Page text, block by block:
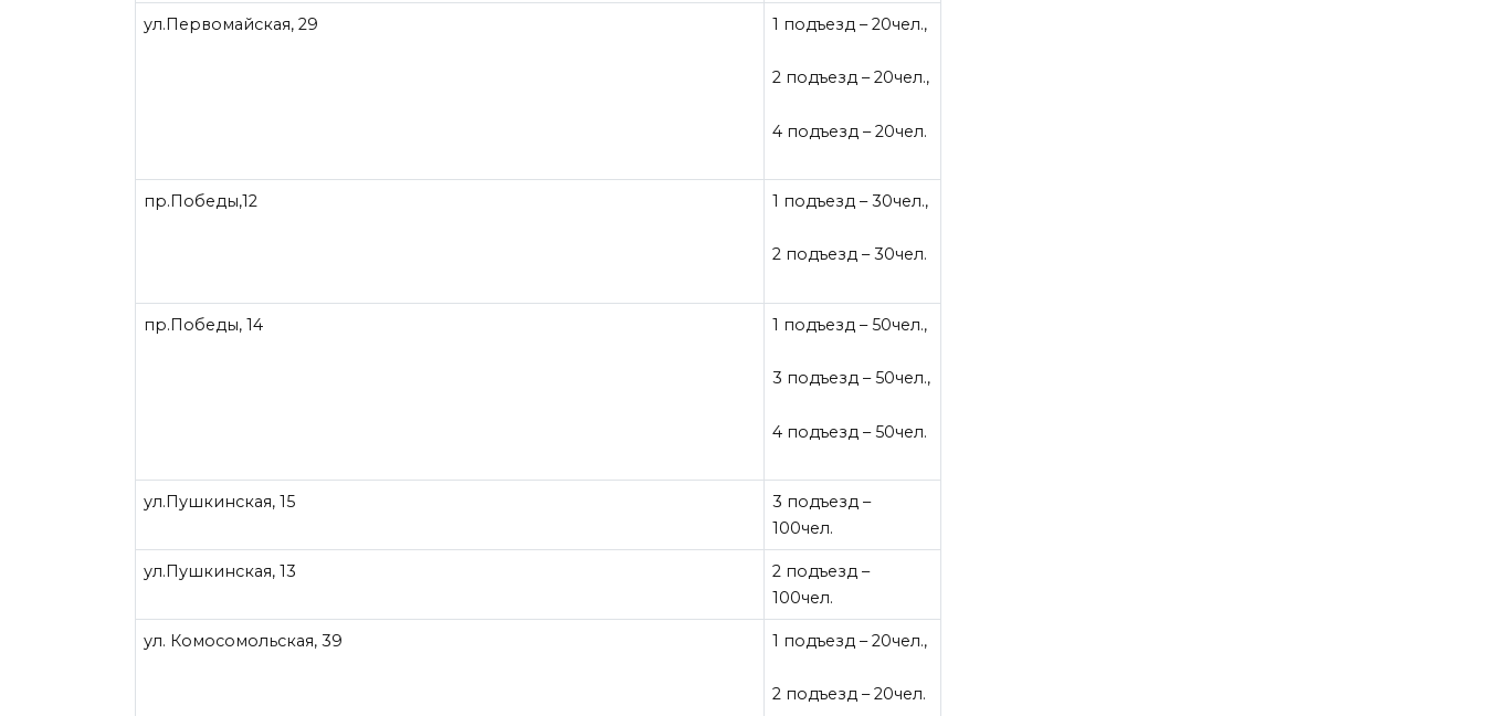
ул.Первомайская, 29 1 подъезд – 20чел.,
2 подъезд – 20чел.,
4 подъезд – 20чел.
пр.Победы,12 1 подъезд – 30чел.,
2 подъезд – 30чел.
пр.Победы, 14 1 подъезд – 50чел.,
3 подъезд – 50чел.,
4 подъезд – 50чел.
ул.Пушкинская, 15
3 подъезд –
100чел.
ул.Пушкинская, 13
2 подъезд –
100чел.
ул. Комосомольская, 39 1 подъезд – 20чел.,
2 подъезд – 20чел.